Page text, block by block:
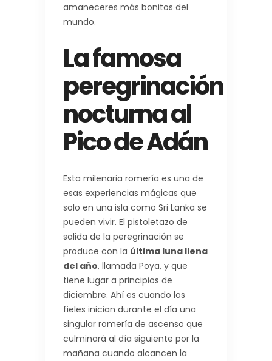
amaneceres más bonitos del
mundo.
La famosa
peregrinación
nocturna al
Pico de Adán
Esta milenaria romería es una de
esas experiencias mágicas que
solo en una isla como Sri Lanka se
pueden vivir. El pistoletazo de
salida de la peregrinación se
produce con la última luna llena
del año, llamada Poya, y que
tiene lugar a principios de
diciembre. Ahí es cuando los
fieles inician durante el día una
singular romería de ascenso que
culminará al día siguiente por la
mañana cuando alcancen la